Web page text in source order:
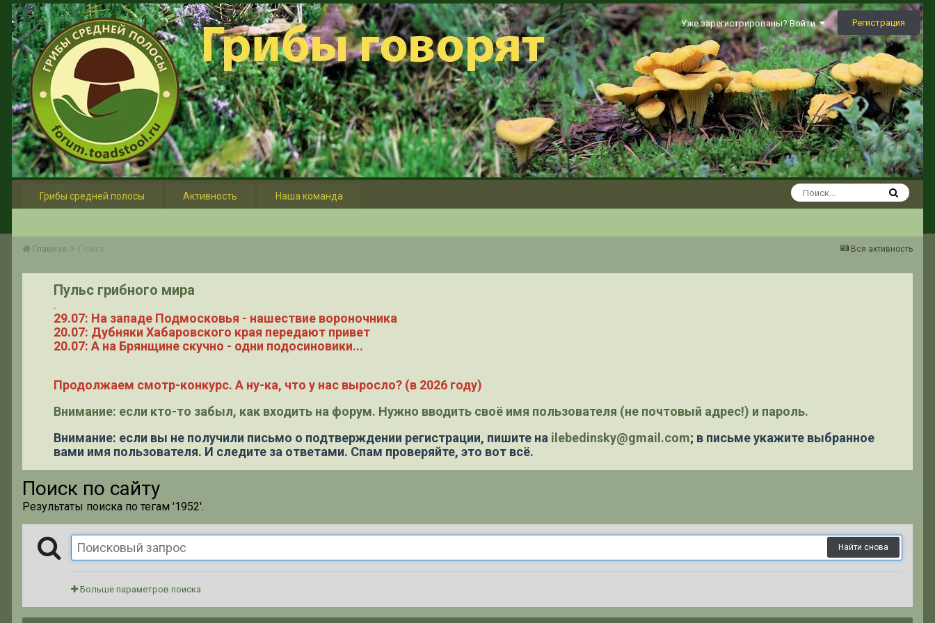
Уже зарегистрированы? Войти Регистрация
Грибы средней полосы Активность Наша команда
Вся активность
Главная Поиск
Пульс грибного мира
.
29.07: На западе Подмосковья - нашествие вороночника
20.07: Дубняки Хабаровского края передают привет
20.07: А на Брянщине скучно - одни подосиновики...
Продолжаем смотр-конкурс. А ну-ка, что у нас выросло? (в 2026 году)
Внимание: если кто-то забыл, как входить на форум. Нужно вводить своё имя пользователя (не почтовый адрес!) и пароль.
Внимание: если вы не получили письмо о подтверждении регистрации, пишите на ilebedinsky@gmail.com; в письме укажите выбранное
вами имя пользователя. И следите за ответами. Спам проверяйте, это вот всё.
Поиск по сайту
Результаты поиска по тегам '1952'.
Найти снова
Больше параметров поиска